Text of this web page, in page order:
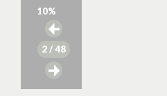
10%
2/ 48